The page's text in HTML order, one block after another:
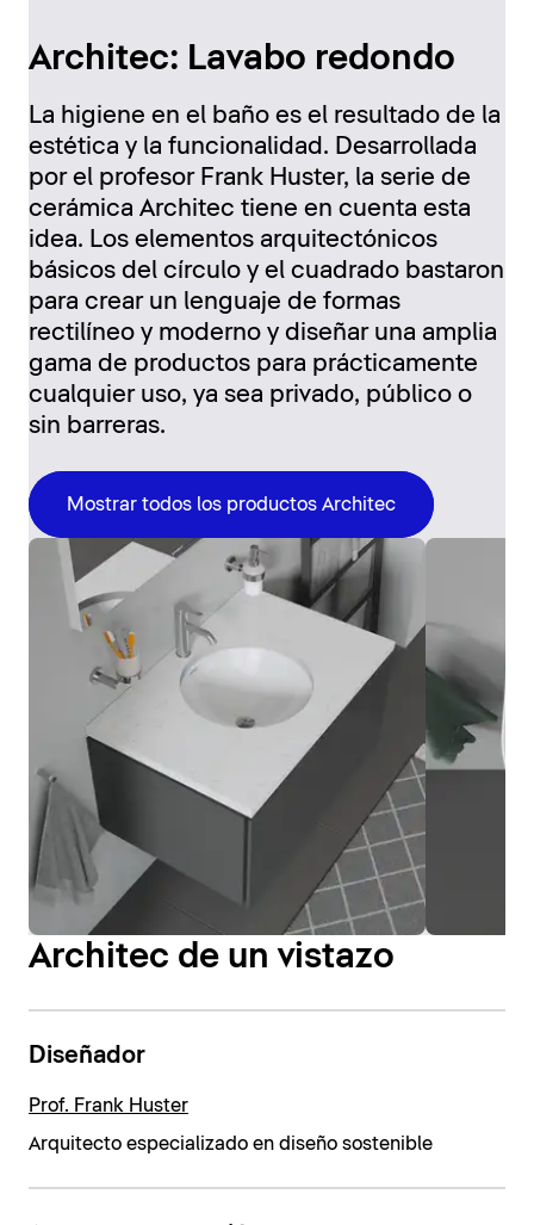
Architec: Lavabo redondo
La higiene en el baño es el resultado de la
estética y la funcionalidad. Desarrollada
por el profesor Frank Huster, la serie de
cerámica Architec tiene en cuenta esta
idea. Los elementos arquitectónicos
básicos del círculo y el cuadrado bastaron
para crear un lenguaje de formas
rectilíneo y moderno y diseñar una amplia
gama de productos para prácticamente
cualquier uso, ya sea privado, público o
sin barreras.
Mostrar todos los productos Architec
Architec de un vistazo
Diseñador
Prof. Frank Huster
Arquitecto especializado en diseño sostenible